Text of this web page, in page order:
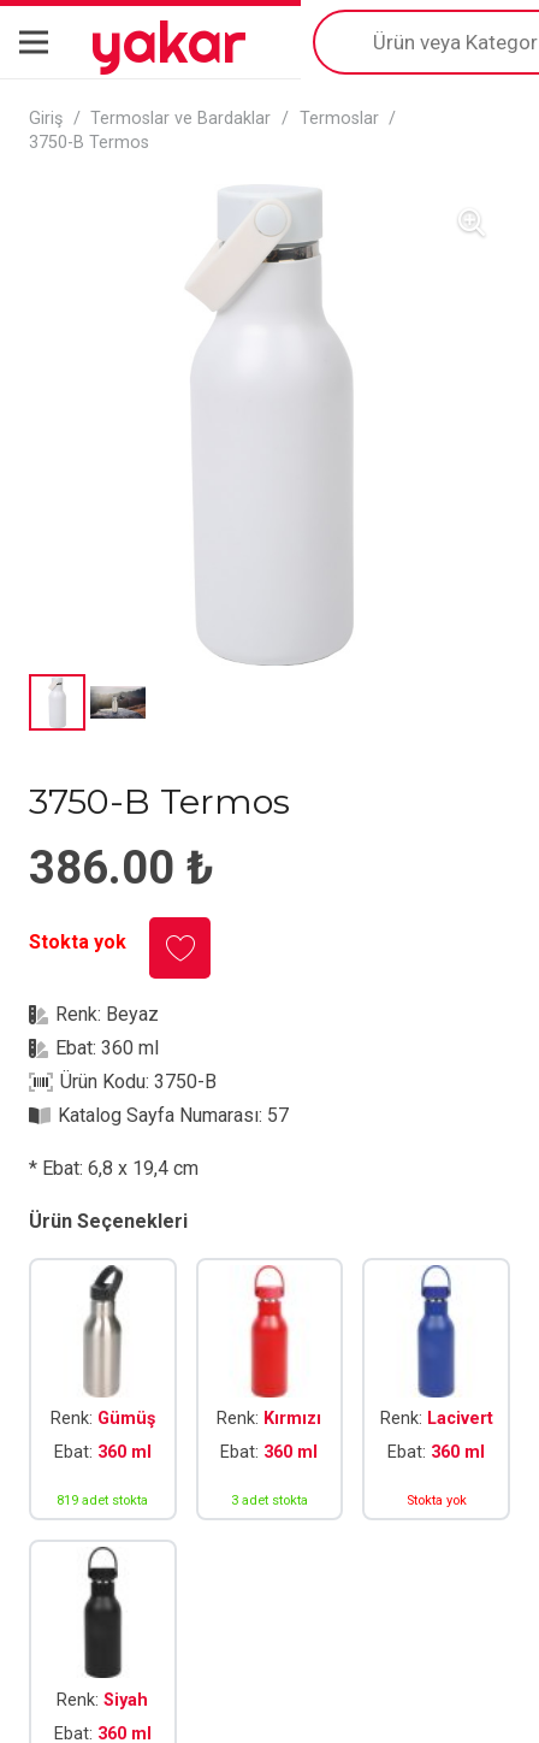
yakar
Products
search
Giriş / Termoslar ve Bardaklar / Termoslar /
3750-B Termos
3750-B Termos
386.00 ₺
Stokta yok
Renk: Beyaz
Ebat:360 ml
Ürün Kodu:3750-B
Katalog Sayfa Numarası: 57
* Ebat: 6,8 x 19,4 cm
Ürün Seçenekleri
Renk: Gümüş
Ebat: 360 ml
819 adet stokta
Renk: Kırmızı
Ebat: 360 ml
3 adet stokta
Renk: Lacivert
Ebat: 360 ml
Stokta yok
Renk:Siyah
Ebat: 360 ml